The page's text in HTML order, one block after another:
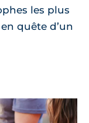
les plus
quête d’un